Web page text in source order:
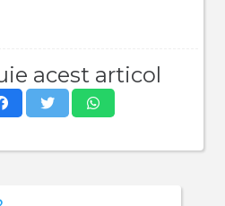
acest articol